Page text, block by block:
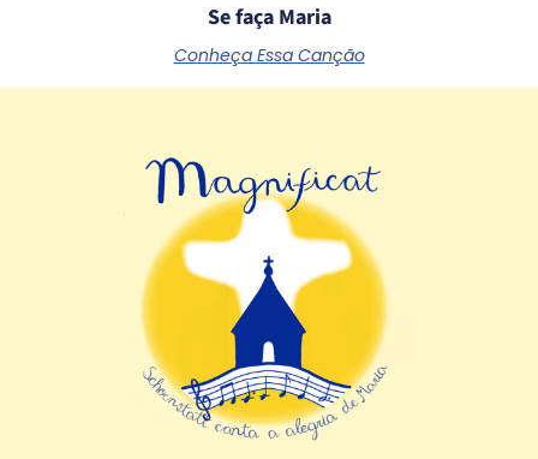
Se faça Maria
Conheça Essa Canção